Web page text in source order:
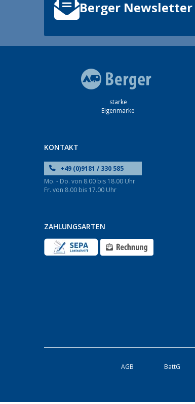
Berger Newsletter
starke
Eigenmarke
KONTAKT
+49 (0)9181 / 330 585
Mo. - Do. von 8.00 bis 18.00 Uhr
Fr. von 8.00 bis 17.00 Uhr
ZAHLUNGSARTEN
AGB BattG